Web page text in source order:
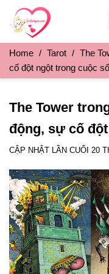
content
Home / Tarot / The
cố đột ngột trong cuộc
The Tower
động, sự cố
CẬP NHẬT LẦN CUỐI 20